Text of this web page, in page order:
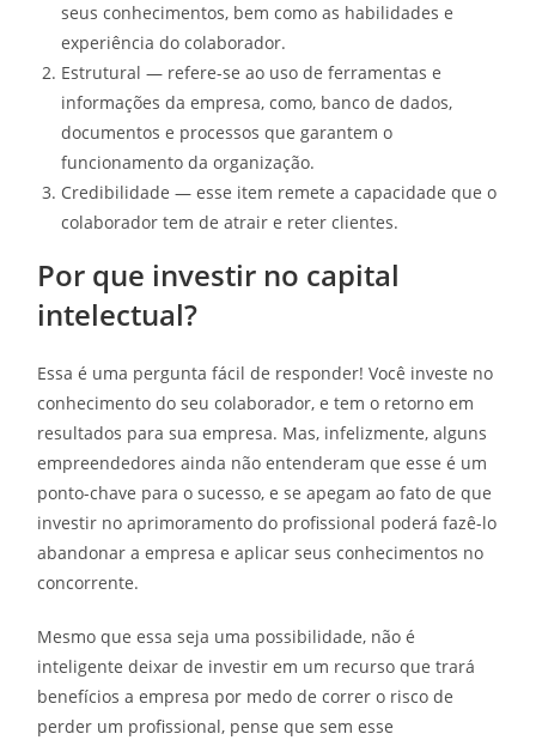
seus conhecimentos, bem como as habilidades e
experiência do colaborador.
Estrutural — refere-se ao uso de ferramentas e
informações da empresa, como, banco de dados,
documentos e processos que garantem o
funcionamento da organização.
Credibilidade — esse item remete a capacidade que o
colaborador tem de atrair e reter clientes.
Por que investir no capital
intelectual?
Essa é uma pergunta fácil de responder! Você investe no
conhecimento do seu colaborador, e tem o retorno em
resultados para sua empresa. Mas, infelizmente, alguns
empreendedores ainda não entenderam que esse é um
ponto-chave para o sucesso, e se apegam ao fato de que
investir no aprimoramento do profissional poderá fazê-lo
abandonar a empresa e aplicar seus conhecimentos no
concorrente.
Mesmo que essa seja uma possibilidade, não é
inteligente deixar de investir em um recurso que trará
benefícios a empresa por medo de correr o risco de
perder um profissional, pense que sem esse